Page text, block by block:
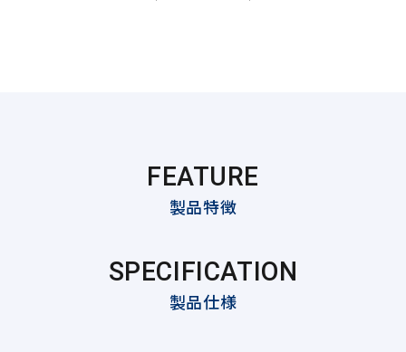
FEATURE
製品特徴
SPECIFICATION
製品仕様